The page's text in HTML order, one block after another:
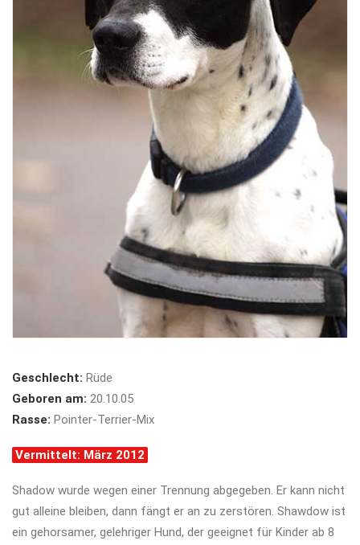
Geschlecht: Rüde
Geboren am: 20.10.05
Rasse: Pointer-Terrier-Mix
Vermittelt: März 2012
Shadow wurde wegen einer Trennung abgegeben. Er kann nicht
gut alleine bleiben, dann fängt er an zu zerstören. Shawdow ist
ein gehorsamer, gelehriger Hund, der geeignet für Kinder ab 8